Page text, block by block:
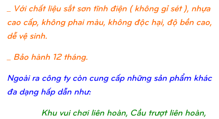
_ Với chất liệu sắt sơn tĩnh điện ( không gỉ sét ), nhựa
cao cấp, không phai màu, không độc hại, độ bền cao,
dễ vệ sinh.
_ Bảo hành 12 tháng.
Ngoài ra công ty còn cung cấp những sản phẩm khác
đa dạng hấp dẫn như:
Khu vui chơi liên hoàn, Cầu trượt liên hoàn,